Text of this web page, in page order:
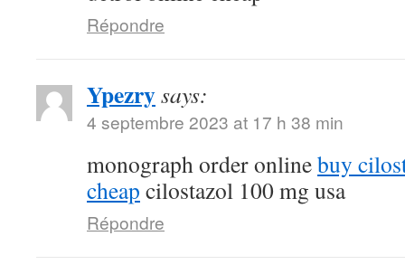
Répondre
Ypezrysays:
4 septembre 2023 at 17 h 38 min
monograph order onlinebuy
cheap cilostazol 100 mg usa
Répondre